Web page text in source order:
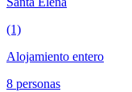
(1)
Alojamiento entero
8 personas